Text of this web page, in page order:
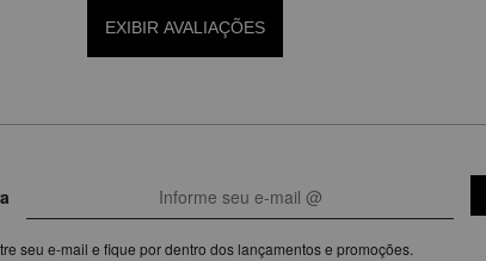
EXIBIR AVALIAÇÕES
seu e-mail e fique por dentro dos lançamentos e promoções.